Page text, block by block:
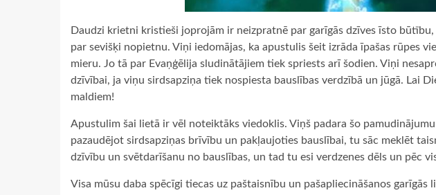
Daudzi krietni kristieši joprojām ir neizpratnē par garīgās dzīves īsto
par sevišķi nopietnu. Viņi iedomājas, ka apustulis šeit izrāda īpašas rūpes
mieru. Jo tā par Evaņģēlija sludinātājiem tiek spriests arī šodien. Viņi
dzīvībai, ja viņu sirdsapziņa tiek nospiesta bauslības verdzībā un jūgā. Lai
maldiem!
Apustulim šai lietā ir vēl noteiktāks viedoklis. Viņš padara šo pamudinājumu
pazaudējot sirdsapziņas brīvību un pakļaujoties bauslībai, tu sāc meklēt
dzīvību un svētdarīšanu no bauslības, un tad tu esi verdzenes dēls un pēc
Visa mūsu daba spēcīgi tiecas uz paštaisnību un pašapliecināšanos garīgās